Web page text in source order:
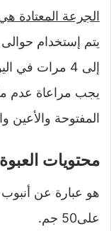
الجرعة المعتادة
إلى 4 مرات في اليوم.
يجب مراعاة عدم
المفتوحة والأعين
محتويات العبوة
على50 جم.